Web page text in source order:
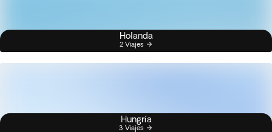
Holanda
2 Viajes
Hungría
3 Viajes